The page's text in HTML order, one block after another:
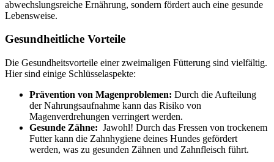
abwechslungsreiche Ernährung, sondern fördert auch eine gesunde
Lebensweise.
Gesundheitliche Vorteile
Die Gesundheitsvorteile einer zweimaligen​ Fütterung sind⁣ vielfältig.
Hier sind ​einige ⁢Schlüsselaspekte:
Prävention von Magenproblemen: Durch die Aufteilung
der ​Nahrungsaufnahme ‍kann das⁤ Risiko von
Magenverdrehungen⁤ verringert werden.
Gesunde Zähne: ⁤ Jawohl! Durch das ​Fressen ‍von trockenem
Futter ​kann ⁣die Zahnhygiene deines Hundes‌ gefördert
werden,‍ was zu gesunden ⁤Zähnen und Zahnfleisch führt.